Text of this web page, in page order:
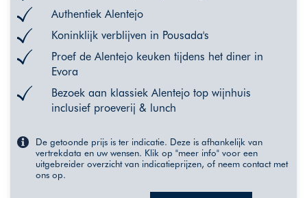
Authentiek Alentejo
Koninklijk verblijven in Pousada's
Proef de Alentejo keuken tijdens het diner in
Evora
Bezoek aan klassiek Alentejo top wijnhuis
inclusief proeverij & lunch
De getoonde prijs is ter indicatie. Deze is afhankelijk van
vertrekdata en uw wensen. Klik op "meer info" voor een
uitgebreider overzicht van indicatieprijzen, of neem contact met
ons op.